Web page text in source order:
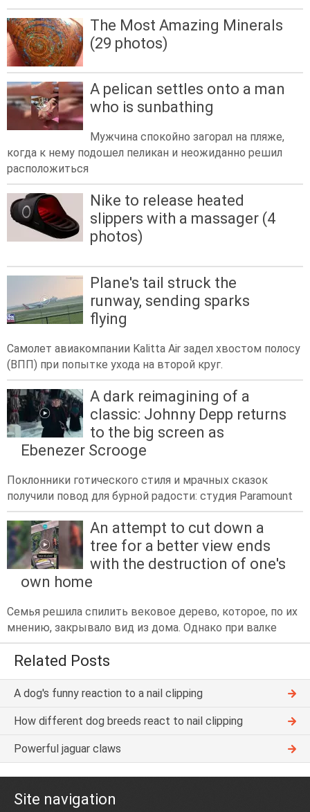
The Most Amazing Minerals
(29 photos)
A pelican settles onto a man
who is sunbathing
Мужчина спокойно загорал на пляже,
когда к нему подошел пеликан и неожиданно решил
расположиться
Nike to release heated
slippers with a massager (4
photos)
Plane's tail struck the
runway, sending sparks
flying
Самолет авиакомпании Kalitta Air задел хвостом полосу
(ВПП) при попытке ухода на второй круг.
A dark reimagining of a
classic: Johnny Depp returns
to the big screen as
Ebenezer Scrooge
Поклонники готического стиля и мрачных сказок
получили повод для бурной радости: студия Paramount
An attempt to cut down a
tree for a better view ends
with the destruction of one's
own home
Семья решила спилить вековое дерево, которое, по их
мнению, закрывало вид из дома. Однако при валке
Related Posts
A dog's funny reaction to a nail clipping
How different dog breeds react to nail clipping
Powerful jaguar claws
Site navigation